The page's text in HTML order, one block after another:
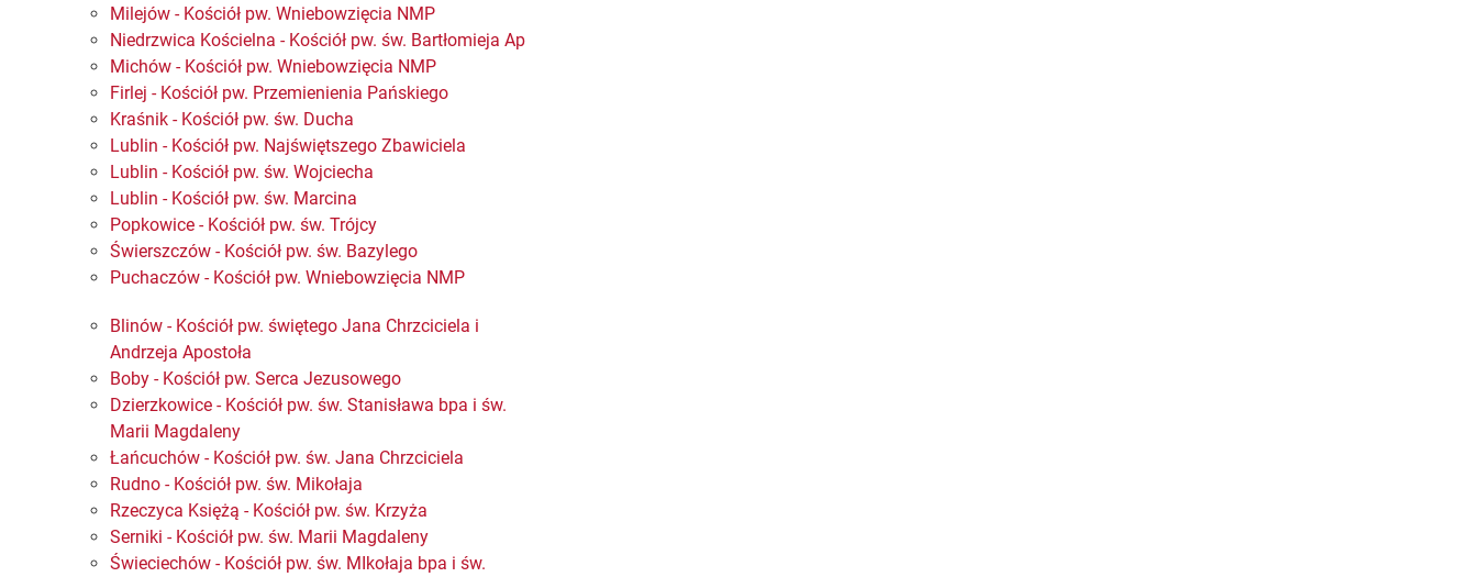
Milejów - Kościół pw. Wniebowzięcia NMP
Niedrzwica Kościelna - Kościół pw. św. Bartłomieja Ap
Michów - Kościół pw. Wniebowzięcia NMP
Firlej - Kościół pw. Przemienienia Pańskiego
Kraśnik - Kościół pw. św. Ducha
Lublin - Kościół pw. Najświętszego Zbawiciela
Lublin - Kościół pw. św. Wojciecha
Lublin - Kościół pw. św. Marcina
Popkowice - Kościół pw. św. Trójcy
Świerszczów - Kościół pw. św. Bazylego​
Puchaczów - Kościół pw. Wniebowzięcia NMP
Blinów - Kościół pw. świętego Jana Chrzciciela i
Andrzeja Apostoła
Boby - Kościół pw. Serca Jezusowego
Dzierzkowice - Kościół pw. św. Stanisława bpa i św.
Marii Magdaleny
Łańcuchów - Kościół pw. św. Jana Chrzciciela
Rudno - Kościół pw. św. Mikołaja
Rzeczyca Księżą - Kościół pw. św. Krzyża
Serniki - Kościół pw. św. Marii Magdaleny
Świeciechów - Kościół pw. św. MIkołaja bpa i św.